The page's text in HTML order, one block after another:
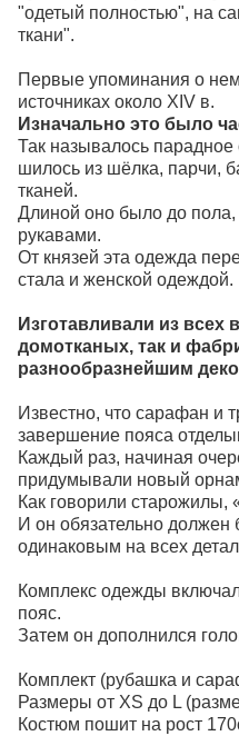
"одетый полностью", на
ткани".
Первые упоминания о
источниках около XIV в.
Изначально это было
Так называлось парадное
шилось из шёлка, парчи,
тканей.
Длиной оно было до
рукавами.
От князей эта одежда
стала и женской одеждой.
Изготавливали из всех
домотканых, так и
разнообразнейшим
Известно, что сарафан и
завершение пояса
Каждый раз, начиная
придумывали новый
Как говорили старожилы,
И он обязательно должен
одинаковым на всех
Комплекс одежды
пояс.
Затем он дополнился
Комплект (рубашка и
Размеры от XS до L
Костюм пошит на рост